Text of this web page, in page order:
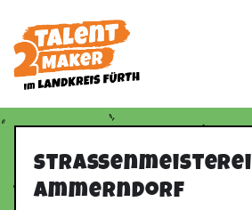
Inhalt
springen
Straßenmeisterei
Ammerndorf